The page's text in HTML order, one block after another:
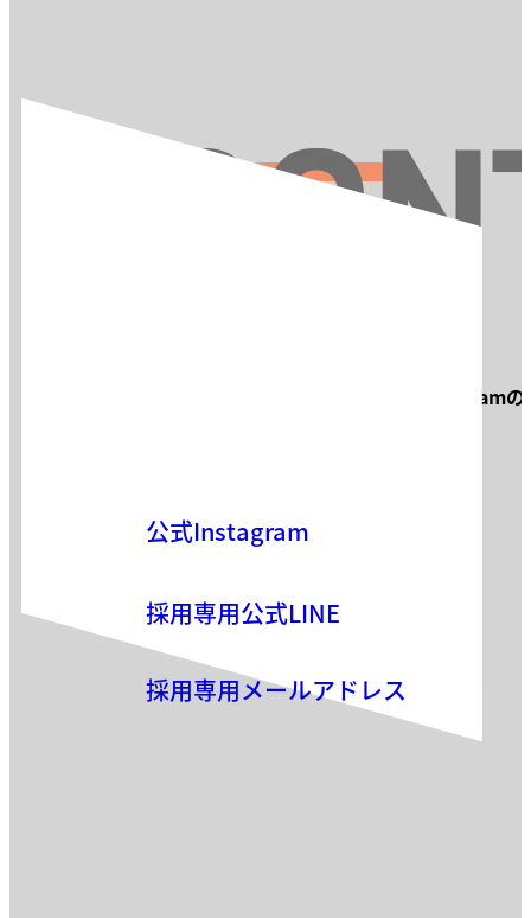
Instagram
公式Instagram
採用専用公式LINE
採用専用メールアドレス